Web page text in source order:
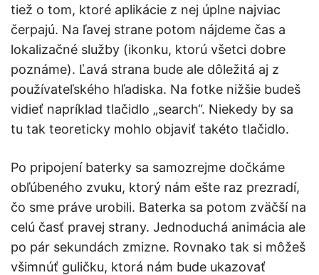
tiež o tom, ktoré aplikácie z nej úplne najviac
čerpajú. Na ľavej strane potom nájdeme čas a
lokalizačné služby (ikonku, ktorú všetci dobre
poznáme). Ľavá strana bude ale dôležitá aj z
používateľského hľadiska. Na fotke nižšie budeš
vidieť napríklad tlačidlo „search“. Niekedy by sa
tu tak teoreticky mohlo objaviť takéto tlačidlo.
Po pripojení baterky sa samozrejme dočkáme
obľúbeného zvuku, ktorý nám ešte raz prezradí,
čo sme práve urobili. Baterka sa potom zväčší na
celú časť pravej strany. Jednoduchá animácia ale
po pár sekundách zmizne. Rovnako tak si môžeš
všimnúť guličku, ktorá nám bude ukazovať